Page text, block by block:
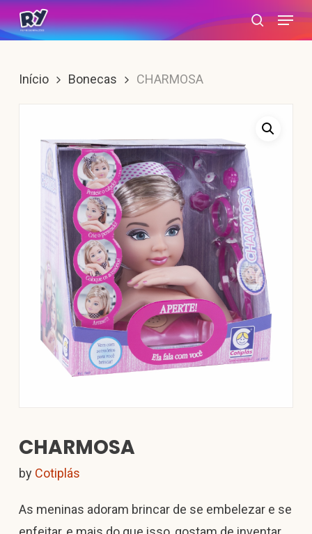
Skip
to
content
search
Menu
Início Bonecas CHARMOSA
CHARMOSA
by Cotiplás
As meninas adoram brincar de se embelezar e se